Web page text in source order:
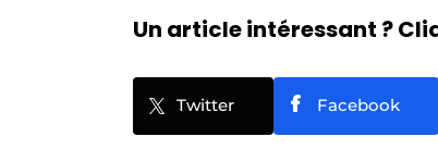
Un article intéressant ?
Twitter Facebook